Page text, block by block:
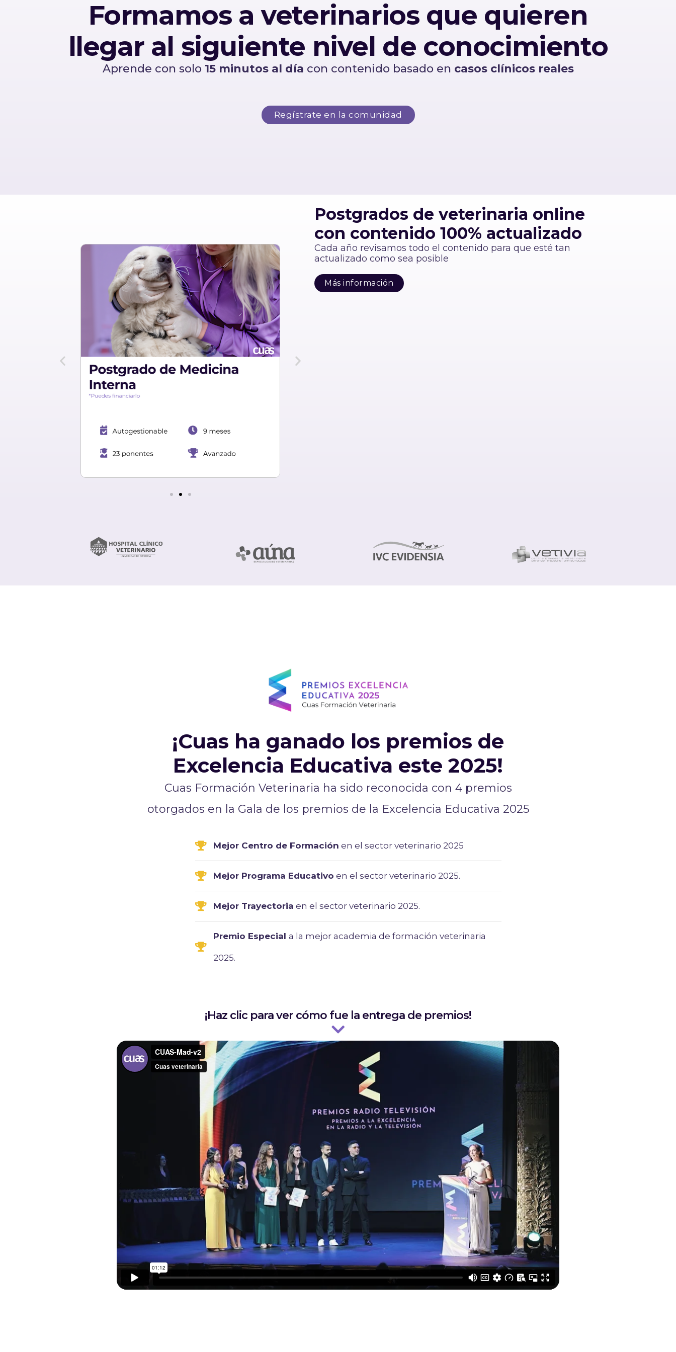
Formamos a veterinarios que quieren
llegar al siguiente nivel de conocimiento
Aprende con solo 15 minutos al día con contenido basado en casos clínicos reales
Regístrate en la comunidad
Postgrados de veterinaria online
con contenido 100% actualizado
Cada año revisamos todo el contenido para que esté tan
actualizado como sea posible
Más información
¡Cuas ha ganado los premios de
Excelencia Educativa este 2025!
Cuas Formación Veterinaria ha sido reconocida con 4 premios
otorgados en la Gala de los premios de la Excelencia Educativa 2025
Mejor Centro de Formación en el sector veterinario 2025
Mejor Programa Educativo en el sector veterinario 2025.
Mejor Trayectoria en el sector veterinario 2025.
Premio Especial a la mejor academia de formación veterinaria
2025.
¡Haz clic para ver cómo fue la entrega de premios!